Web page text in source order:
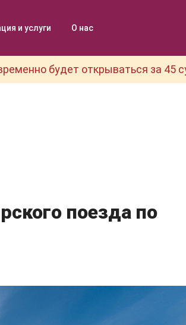
и услуги О нас
будет открываться за 45
поезда по